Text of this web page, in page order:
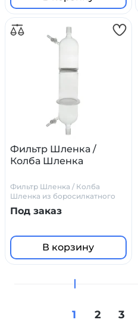
Фильтр Шленка /
Колба Шленка
Фильтр Шленка / Колба
Шленка из боросилкатного
стекла
Под заказ
В корзину
1 2 3